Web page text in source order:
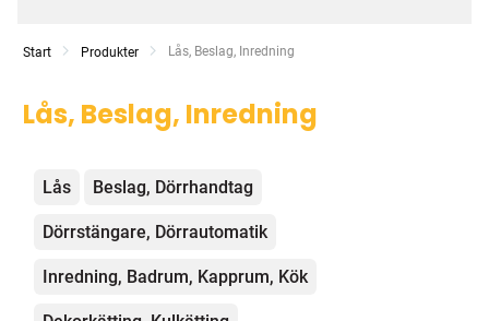
Start Produkter Current:
Lås, Beslag, Inredning
Lås, Beslag, Inredning
Kategorier
Lås Beslag, Dörrhandtag
Dörrstängare, Dörrautomatik
Inredning, Badrum, Kapprum, Kök